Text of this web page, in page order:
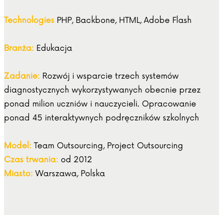
Technologies PHP, Backbone, HTML, Adobe Flash
Branża: Edukacja
Zadanie: Rozwój i wsparcie trzech systemów
diagnostycznych wykorzystywanych obecnie przez
ponad milion uczniów i nauczycieli. Opracowanie
ponad 45 interaktywnych podręczników szkolnych
Model: Team Outsourcing, Project Outsourcing
Czas trwania: od 2012
Miasto: Warszawa, Polska